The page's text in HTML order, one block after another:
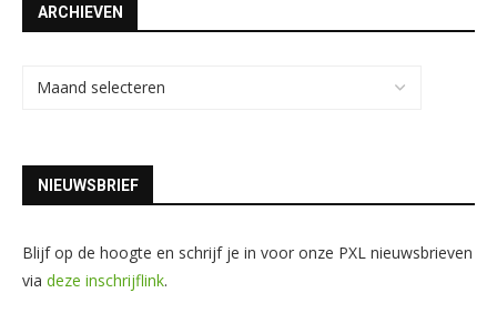
ARCHIEVEN
NIEUWSBRIEF
Blijf op de hoogte en schrijf je in voor onze PXL nieuwsbrieven
via deze inschrijflink.